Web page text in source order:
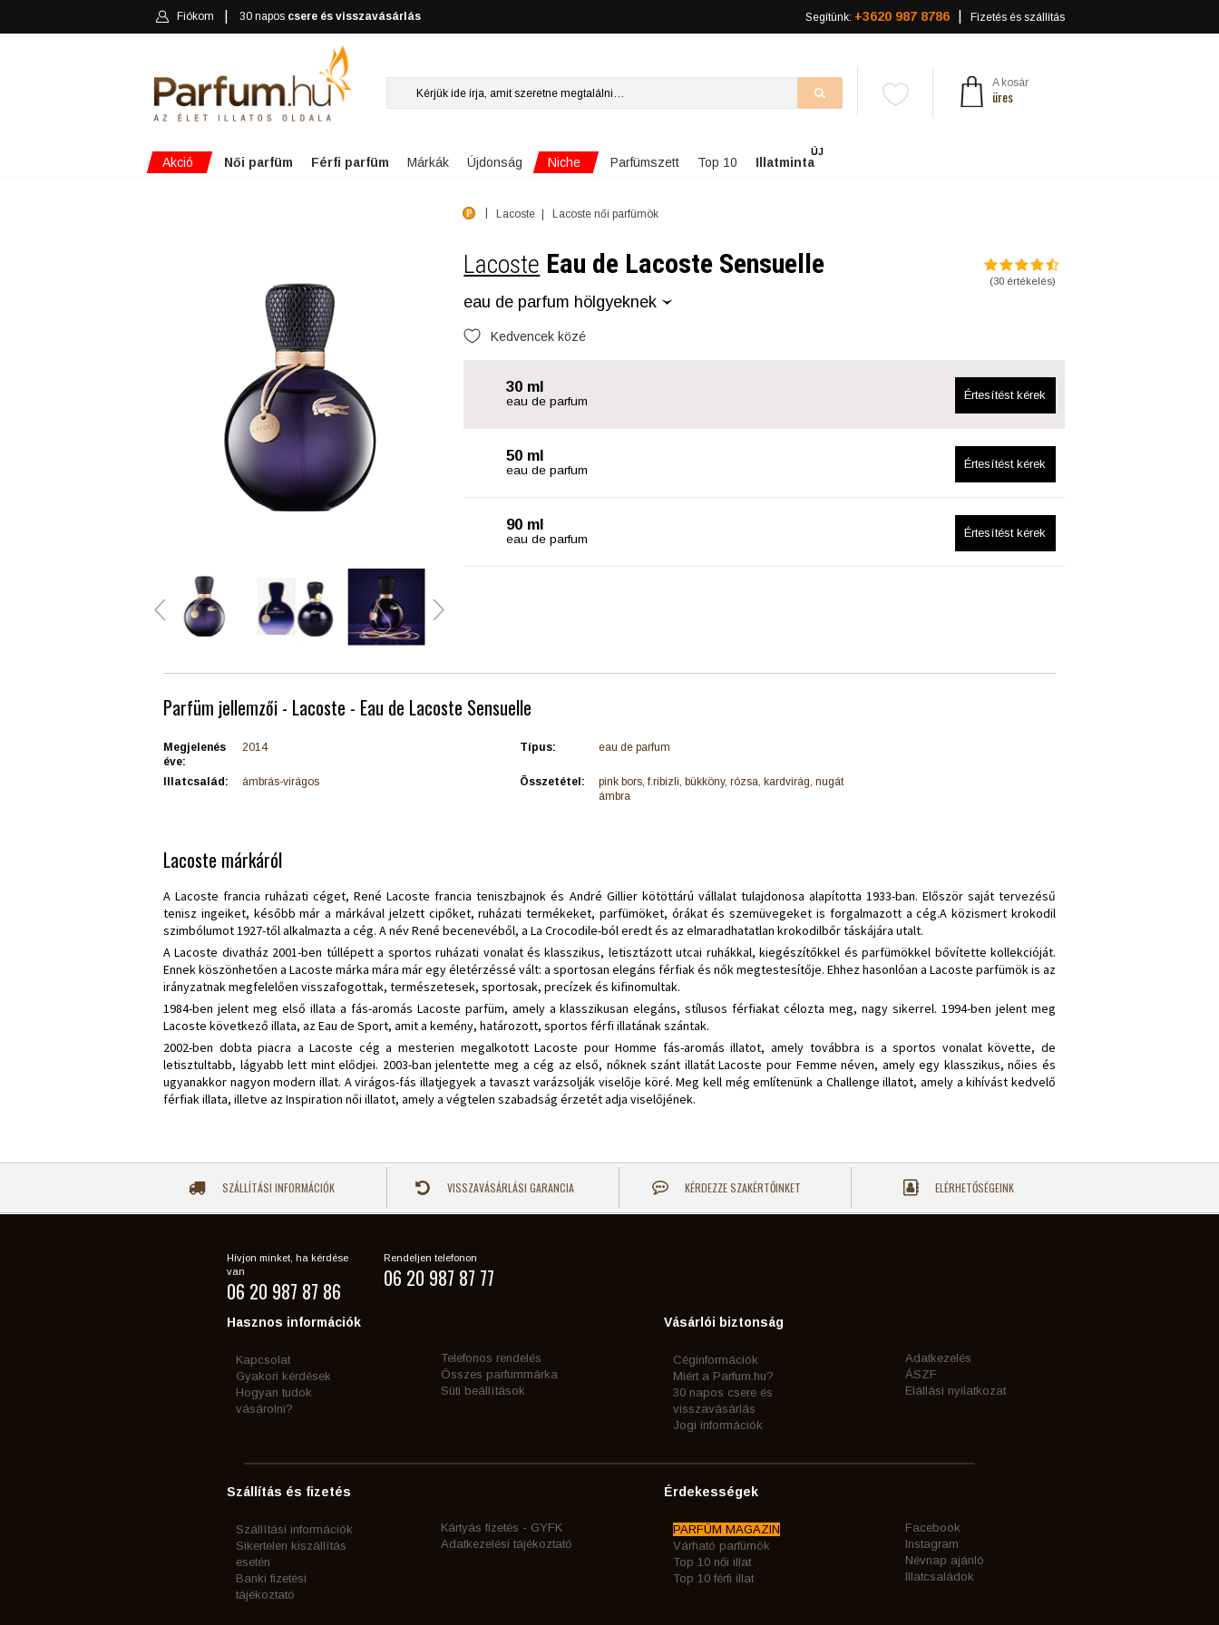
Fiókom 30 napos csere és visszavásárlás Segítünk: +3620 987 8786 Fizetés és szállítás
A kosár
üres
Akció Női parfüm Férfi parfüm Márkák Újdonság Niche Parfümszett Top 10 Illatminta
ÚJ
Lacoste Lacoste női parfümök
Lacoste Eau de Lacoste Sensuelle
eau de parfum hölgyeknek
Kedvencek közé
(30értékelés)
30 ml
eau de parfum Értesítést kérek
50 ml
eau de parfum Értesítést kérek
90 ml
eau de parfum Értesítést kérek
Parfüm jellemzői - Lacoste - Eau de Lacoste Sensuelle
Megjelenés
éve:
2014 Típus: eau de parfum
Illatcsalád: ámbrás-virágos Összetétel:
pink bors, f.ribizli, bükköny, rózsa, kardvirág, nugát
ámbra
Lacoste márkáról
A Lacoste francia ruházati céget, René Lacoste francia teniszbajnok és André Gillier kötöttárú vállalat tulajdonosa alapította 1933-ban. Először saját tervezésű
tenisz ingeiket, később már a márkával jelzett cipőket, ruházati termékeket, parfümöket, órákat és szemüvegeket is forgalmazott a cég.A közismert krokodil
szimbólumot 1927-től alkalmazta a cég. A név René becenevéből, a La Crocodile-ból eredt és az elmaradhatatlan krokodilbőr táskájára utalt.
A Lacoste divatház 2001-ben túllépett a sportos ruházati vonalat és klasszikus, letisztázott utcai ruhákkal, kiegészítőkkel és parfümökkel bővítette kollekcióját.
Ennek köszönhetően a Lacoste márka mára már egy életérzéssé vált: a sportosan elegáns férfiak és nők megtestesítője. Ehhez hasonlóan a Lacoste parfümök is az
irányzatnak megfelelően visszafogottak, természetesek, sportosak, precízek és kifinomultak.
1984-ben jelent meg első illata a fás-aromás Lacoste parfüm, amely a klasszikusan elegáns, stílusos férfiakat célozta meg, nagy sikerrel. 1994-ben jelent meg
Lacoste következő illata, az Eau de Sport, amit a kemény, határozott, sportos férfi illatának szántak.
2002-ben dobta piacra a Lacoste cég a mesterien megalkotott Lacoste pour Homme fás-aromás illatot, amely továbbra is a sportos vonalat követte, de
letisztultabb, lágyabb lett mint elődjei. 2003-ban jelentette meg a cég az első, nőknek szánt illatát Lacoste pour Femme néven, amely egy klasszikus, nőies és
ugyanakkor nagyon modern illat. A virágos-fás illatjegyek a tavaszt varázsolják viselője köré. Meg kell még említenünk a Challenge illatot, amely a kihívást kedvelő
férfiak illata, illetve az Inspiration női illatot, amely a végtelen szabadság érzetét adja viselőjének.
SZÁLLÍTÁSI INFORMÁCIÓK VISSZAVÁSÁRLÁSI GARANCIA KÉRDEZZE SZAKÉRTŐINKET ELÉRHETŐSÉGEINK
Hívjon minket, ha kérdése
van
06 20 987 87 86
Rendeljen telefonon
06 20 987 87 77
Hasznos információk
Kapcsolat
Gyakori kérdések
Hogyan tudok
vásárolni?
Telefonos rendelés
Összes parfummárka
Süti beállítások
Vásárlói biztonság
Céginformációk
Miért a Parfum.hu?
30 napos csere és
visszavásárlás
Jogi információk
Adatkezelés
ÁSZF
Elállási nyilatkozat
Szállítás és fizetés
Szállítási információk
Sikertelen kiszállítás
esetén
Banki fizetési
tájékoztató
Kártyás fizetés - GYFK
Adatkezelési tájékoztató
Érdekességek
PARFÜM MAGAZIN
Várható parfümök
Top 10 női illat
Top 10 férfi illat
Facebook
Instagram
Névnap ajánló
Illatcsaládok